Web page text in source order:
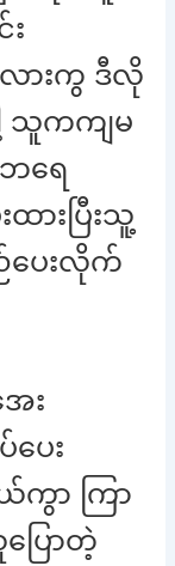
လားကွ ဒီလို
သူကကျမ
ရေ
ားပြီးသူ့
ပေးလိုက်
ေး
ပေး
ကွာ ကြာ
ြောတဲ့